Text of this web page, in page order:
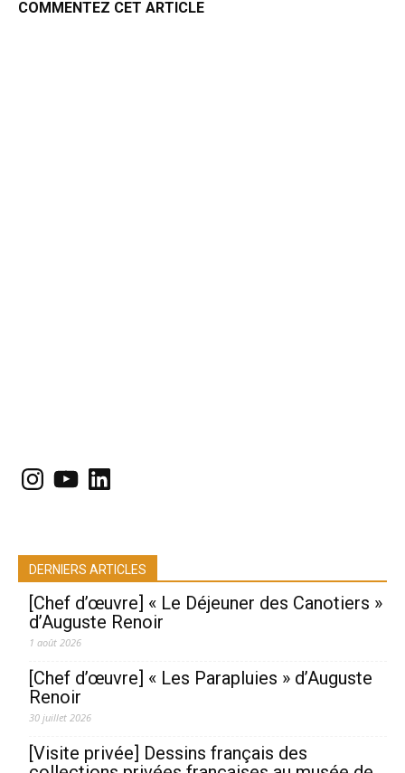
COMMENTEZ CET ARTICLE
Instagram
YouTubeLinkedIn
DERNIERS ARTICLES
[Chef d’œuvre] « Le Déjeuner des Canotiers »
d’Auguste Renoir
1 août 2026
[Chef d’œuvre] « Les Parapluies » d’Auguste
Renoir
30 juillet 2026
[Visite privée] Dessins français des